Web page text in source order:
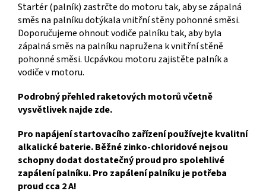
Startér (palník) zastrčte do motoru tak, aby se zápalná
směs na palníku dotýkala vnitřní stěny pohonné směsi.
Doporučujeme ohnout vodiče palníku tak, aby byla
zápalná směs na palníku napružena k vnitřní stěně
pohonné směsi. Ucpávkou motoru zajistěte palník a
vodiče v motoru.
Podrobný přehled raketových motorů včetně
vysvětlivek najde zde.
Pro napájení startovacího zařízení používejte kvalitní
alkalické baterie. Běžné zinko-chloridové nejsou
schopny dodat dostatečný proud pro spolehlivé
zapálení palníku. Pro zapálení palníku je potřeba
proud cca 2 A!